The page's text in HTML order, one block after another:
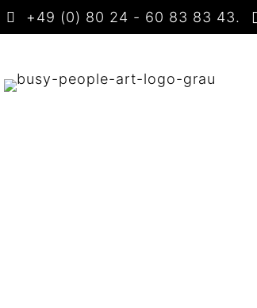
+49 (0) 80 24 - 60 83 83 43.